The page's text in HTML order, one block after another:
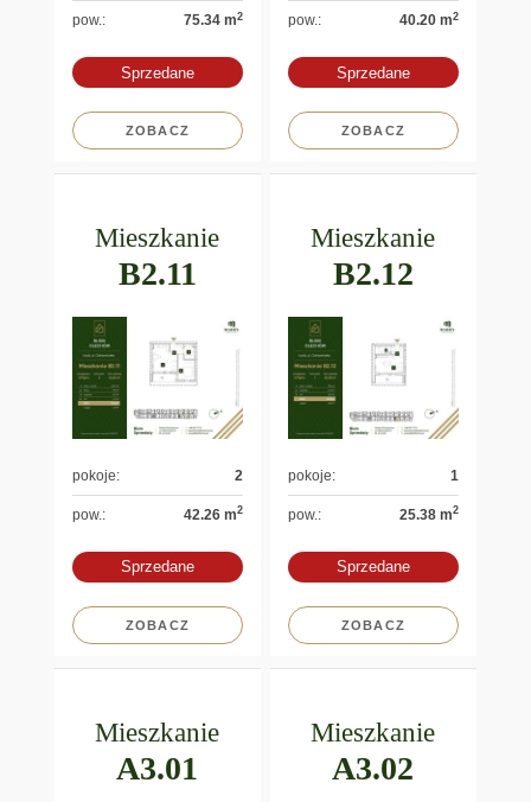
pow.: 75.34 m2
Sprzedane
ZOBACZ
pow.: 40.20 m2
Sprzedane
ZOBACZ
Mieszkanie
B2.11
pokoje: 2
pow.: 42.26 m2
Sprzedane
ZOBACZ
Mieszkanie
B2.12
pokoje: 1
pow.: 25.38 m2
Sprzedane
ZOBACZ
Mieszkanie
A3.01
Mieszkanie
A3.02